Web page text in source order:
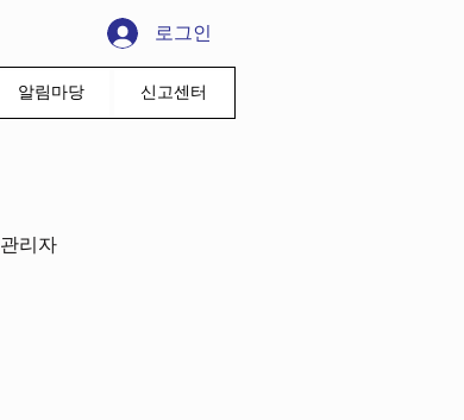
로그인
알림마당 신고센터
관리자